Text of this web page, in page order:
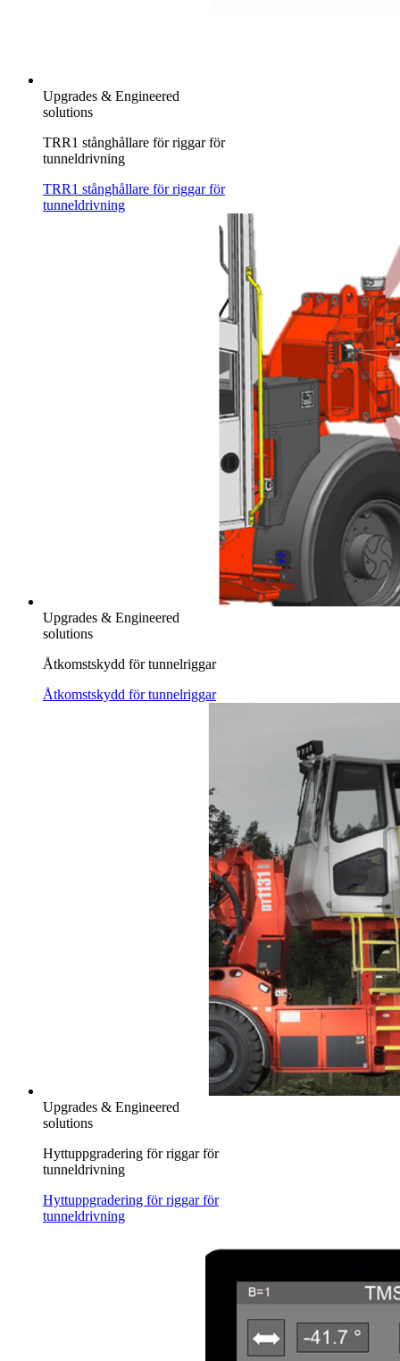
Upgrades & Engineered
solutions
TRR1 stånghållare för riggar för
tunneldrivning
TRR1 stånghållare för riggar för
tunneldrivning
Upgrades & Engineered
solutions
Åtkomstskydd för tunnelriggar
Åtkomstskydd för tunnelriggar
Upgrades & Engineered
solutions
Hyttuppgradering för riggar för
tunneldrivning
Hyttuppgradering för riggar för
tunneldrivning